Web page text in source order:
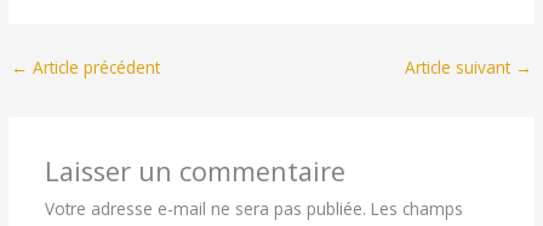
← Article précédent Article suivant →
Laisser un commentaire
Votre adresse e-mail ne sera pas publiée. Les champs